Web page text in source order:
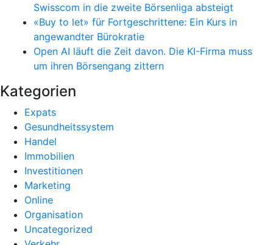
Swisscom in die zweite Börsenliga absteigt
«Buy to let» für Fortgeschrittene: Ein Kurs in
angewandter Bürokratie
Open AI läuft die Zeit davon. Die KI-Firma muss
um ihren Börsengang zittern
Kategorien
Expats
Gesundheitssystem
Handel
Immobilien
Investitionen
Marketing
Online
Organisation
Uncategorized